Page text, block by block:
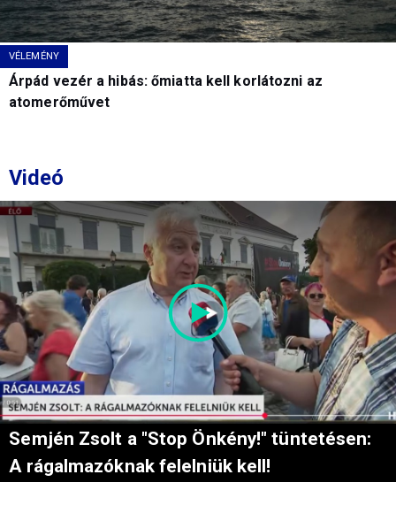
VÉLEMÉNY
Árpád vezér a hibás: őmiatta kell korlátozni az
atomerőművet
Videó
Semjén Zsolt a "Stop Önkény!" tüntetésen:
A rágalmazóknak felelniük kell!